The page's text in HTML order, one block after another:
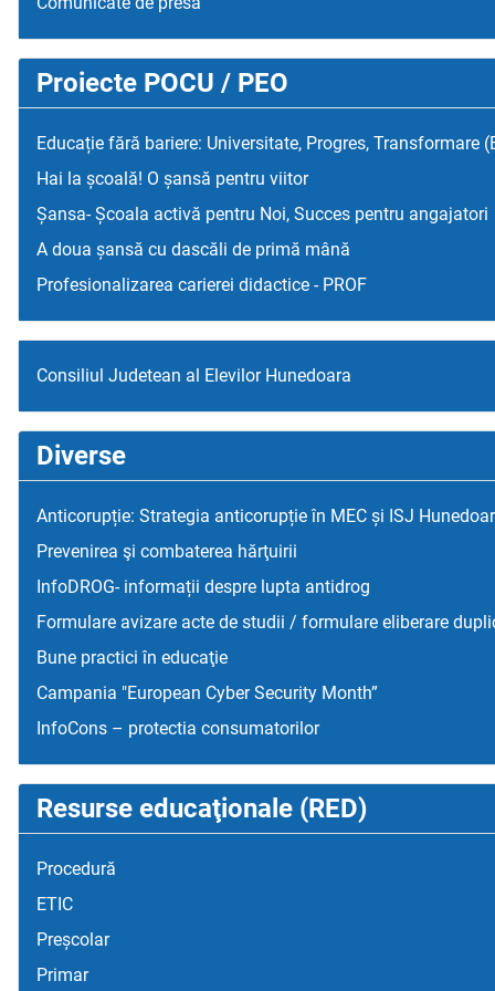
Proiecte POCU / PEO
Educație fără bariere: Universitate, Progres, Transformare
Hai la școală! O șansă pentru viitor
Șansa- Școala activă pentru Noi, Succes pentru angajatori
A doua șansă cu dascăli de primă mână
Profesionalizarea carierei didactice - PROF
Consiliul Judetean al Elevilor Hunedoara
Diverse
Anticorupție: Strategia anticorupție în MEC și ISJ
Prevenirea şi combaterea hărţuirii
InfoDROG- informații despre lupta antidrog
Formulare avizare acte de studii / formulare eliberare
Bune practici în educaţie
Campania "European Cyber Security Month”
InfoCons – protectia consumatorilor
Resurse educaţionale (RED)
Procedură
ETIC
Preșcolar
Primar